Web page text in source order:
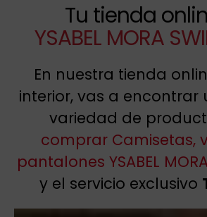
Tu tienda
YSABEL MORA
En nuestra tienda
interior, vas a encontrar
variedad de
comprar Camisetas,
pantalones YSABEL
y el servicio exclusivo